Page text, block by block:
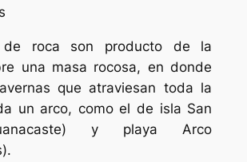
de roca son producto de la
una masa rocosa, en donde
que atraviesan toda la
un arco, como el de isla San
y playa Arco